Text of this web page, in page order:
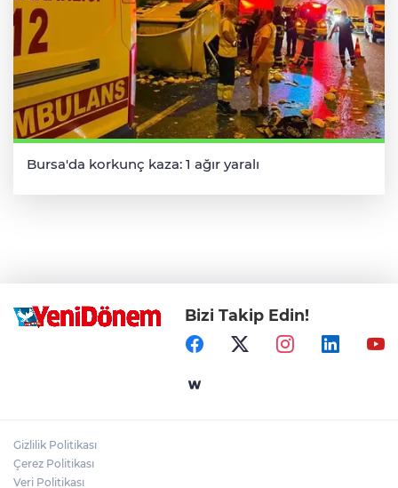
Bursa'da korkunç kaza: 1 ağır yaralı
Bizi Takip Edin!
Gizlilik Politikası
Çerez Politikası
Veri Politikası